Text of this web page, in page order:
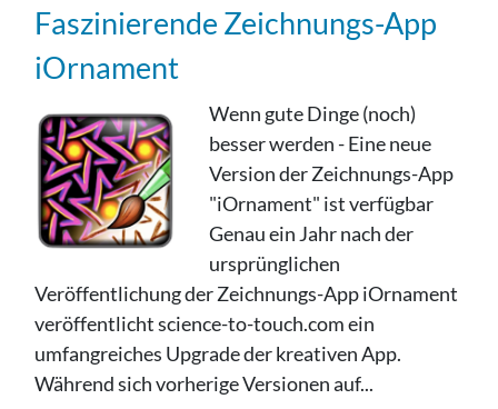
Faszinierende Zeichnungs-App
iOrnament
Wenn gute Dinge (noch)
besser werden - Eine neue
Version der Zeichnungs-App
"iOrnament" ist verfügbar
Genau ein Jahr nach der
ursprünglichen
Veröffentlichung der Zeichnungs-App iOrnament
veröffentlicht science-to-touch.com ein
umfangreiches Upgrade der kreativen App.
Während sich vorherige Versionen auf...